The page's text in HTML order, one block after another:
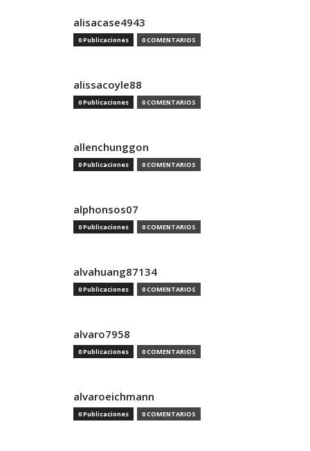
alisacase4943
0 Publicaciones 0 COMENTARIOS
alissacoyle88
0 Publicaciones 0 COMENTARIOS
allenchunggon
0 Publicaciones 0 COMENTARIOS
alphonsos07
0 Publicaciones 0 COMENTARIOS
alvahuang87134
0 Publicaciones 0 COMENTARIOS
alvaro7958
0 Publicaciones 0 COMENTARIOS
alvaroeichmann
0 Publicaciones 0 COMENTARIOS